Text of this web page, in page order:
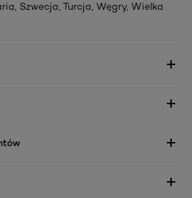
Szwecja, Turcja, Węgry, Wielka